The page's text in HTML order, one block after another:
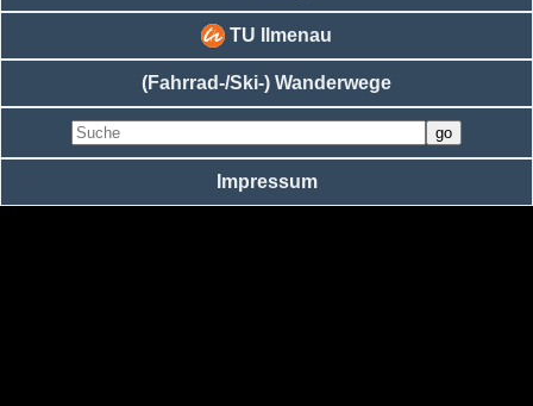
TU Ilmenau
(Fahrrad-/Ski-) Wanderwege
Impressum